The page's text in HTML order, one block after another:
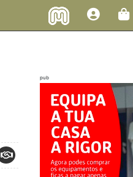
pub